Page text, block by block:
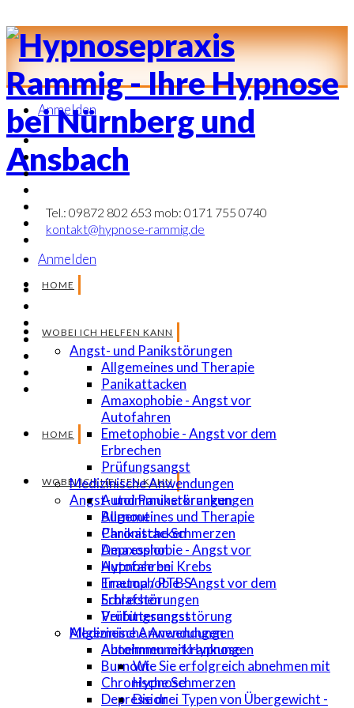
Tel.: 09872 802 653 mob: 0171 755 0740
kontakt@hypnose-rammig.de
Anmelden
HOME
WOBEI ICH HELFEN KANN
Angst- und Panikstörungen
Allgemeines und Therapie
Panikattacken
Amaxophobie - Angst vor
Autofahren
Emetophobie - Angst vor dem
Erbrechen
Prüfungsangst
Medizinische Anwendungen
Autoimmunerkrankungen
Burnout
Chronische Schmerzen
Depression
Anmelden
HOME
WOBEI ICH HELFEN KANN
Angst- und Panikstörungen
Allgemeines und Therapie
Panikattacken
Amaxophobie - Angst vor
Autofahren
Emetophobie - Angst vor dem
Erbrechen
Prüfungsangst
Medizinische Anwendungen
Autoimmunerkrankungen
Burnout
Chronische Schmerzen
Depression
Hypnose bei Krebs
Trauma / PTBS
Schlafstörungen
Verbitterungsstörung
Allgemeine Anwendungen
Abnehmen mit Hypnose
Wie Sie erfolgreich abnehmen mit
Hypnose
Die drei Typen von Übergewicht -